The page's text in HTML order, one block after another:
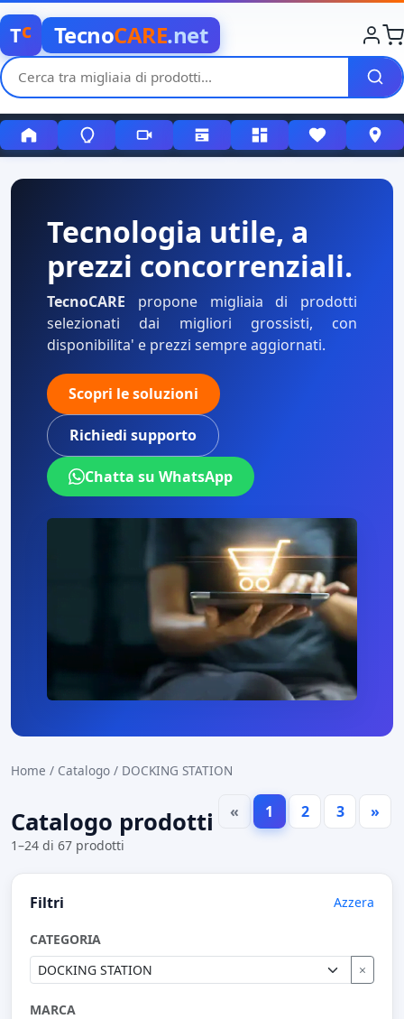
Tc TecnoCARE.net
Tecnologia utile, a
prezzi concorrenziali.
TecnoCARE propone migliaia di prodotti
selezionati dai migliori grossisti, con
disponibilita' e prezzi sempre aggiornati.
Scopri le soluzioni
Richiedi supporto
Chatta su WhatsApp
Home / Catalogo / DOCKING STATION
Catalogo prodotti « 1 2 3 »
1–24 di 67 prodotti
Filtri Azzera
CATEGORIA
×
MARCA